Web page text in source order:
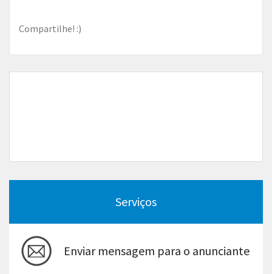
Compartilhe! :)
Serviços
Enviar mensagem para o anunciante